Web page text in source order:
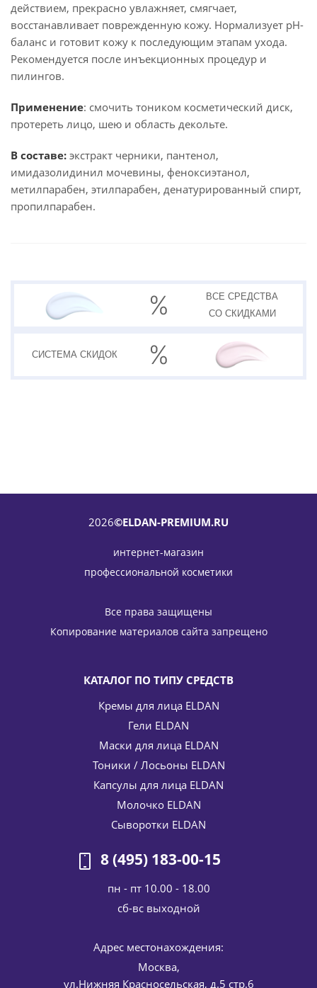
действием, прекрасно увлажняет, смягчает,
восстанавливает поврежденную кожу. Нормализует рН-
баланс и готовит кожу к последующим этапам ухода.
Рекомендуется после инъекционных процедур и
пилингов.
Применение: смочить тоником косметический диск,
протереть лицо, шею и область декольте.
В составе: экстракт черники, пантенол,
имидазолидинил мочевины, феноксиэтанол,
метилпарабен, этилпарабен, денатурированный спирт,
пропилпарабен.
ВСЕ СРЕДСТВА
СО СКИДКАМИ
СИСТЕМАСКИДОК
руб. /шт 4 175руб.
-15% Экономия627руб.
make-up remover ELDAN Cosmetics 150 мл
3 395руб./шт 3 995
2026©ELDAN-PREMIUM.RU
интернет-магазин
профессиональной косметики
Все права защищены
Копирование материалов сайта запрещено
КАТАЛОГ ПО ТИПУ СРЕДСТВ
Кремы для лица ELDAN
Гели ELDAN
Маски для лица ELDAN
Тоники / Лосьоны ELDAN
Капсулы для лица ELDAN
Молочко ELDAN
Сыворотки ELDAN
8 (495) 183-00-15
пн - пт 10.00 - 18.00
cб-вс выходной
Адрес местонахождения:
Москва,
ул.Нижняя Красносельская, д.5 стр.6